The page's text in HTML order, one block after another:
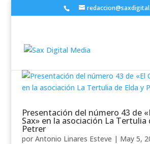
Presentación del número 43 de
Sax» en la asociación La Tertulia
Petrer
por Antonio Linares Esteve | May 5,